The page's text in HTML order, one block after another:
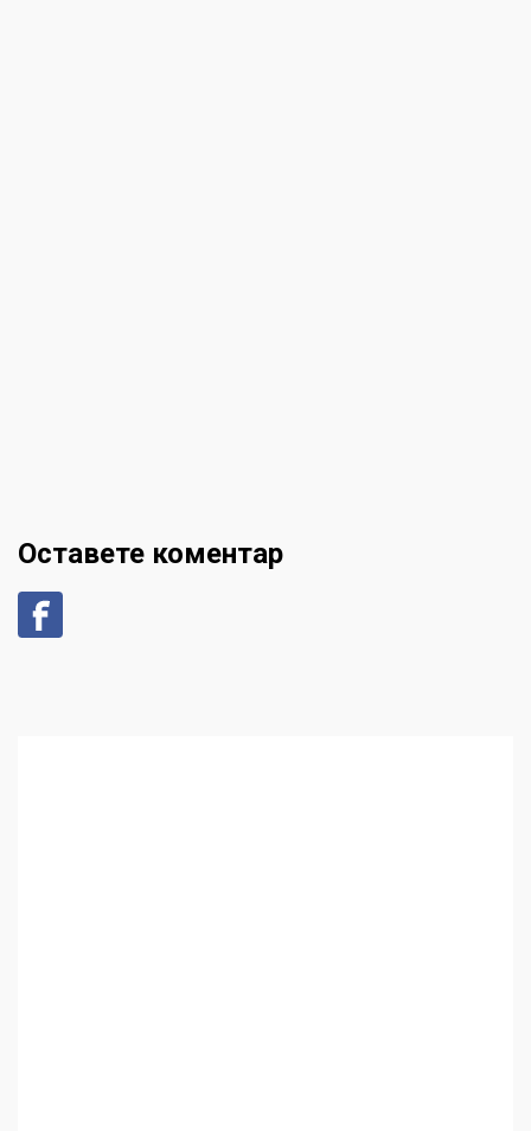
Оставете коментар